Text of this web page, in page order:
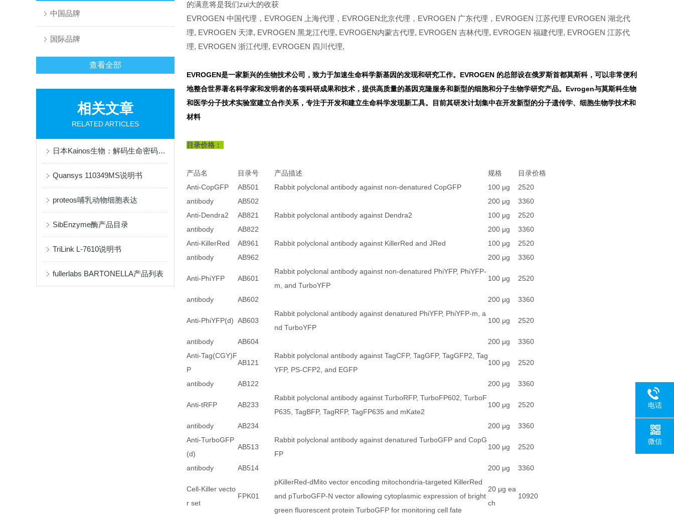
中国品牌
国际品牌
查看全部
相关文章
RELATED ARTICLES
日本Kainos生物：解码生命密码，创新全球健康科技
Quansys 110349MS说明书
proteos哺乳动物细胞表达
SibEnzyme酶产品目录
TriLink L-7610说明书
fullerlabs BARTONELLA产品列表
的满意将是我们zui大的收获
EVROGEN 中国代理，EVROGEN 上海代理，EVROGEN北京代理，EVROGEN 广东代理，EVROGEN 江苏代理 EVROGEN 湖北代
理, EVROGEN 天津, EVROGEN 黑龙江代理, EVROGEN内蒙古代理, EVROGEN 吉林代理, EVROGEN 福建代理, EVROGEN 江苏代
理, EVROGEN 浙江代理, EVROGEN 四川代理,
EVROGEN是一家新兴的生物技术公司，致力于加速生命科学新基因的发现和研究工作。EVROGEN 的总部设在俄罗斯首都莫斯科，可以非常便利
地整合世界著名科学家和发明者的各项科研成果和技术，提供高质量的基因克隆服务和新型的细胞和分子生物学研究产品。Evrogen与莫斯科生物
和医学分子技术实验室建立合作关系，专注于开发和建立生命科学发现新工具。目前其研发计划集中在开发新型的分子遗传学、细胞生物学技术和
材料
目录价格：
产品名 目录号 产品描述 规格
目录价格
Anti-CopGFP
AB501 Rabbit polyclonal antibody against non-denatured CopGFP 100 μg
2520
antibody
AB502 200 μg
3360
Anti-Dendra2
AB821 Rabbit polyclonal antibody against Dendra2 100 μg
2520
antibody
AB822 200 μg
3360
Anti-KillerRed
AB961 Rabbit polyclonal antibody against KillerRed and JRed 100 μg
2520
antibody
AB962 200 μg 3360
Anti-PhiYFP AB601
Rabbit polyclonal antibody against non-denatured PhiYFP, PhiYFP-
m, and TurboYFP
100 μg 2520
antibody AB602 200 μg 3360
Anti-PhiYFP(d) AB603
Rabbit polyclonal antibody against denatured PhiYFP, PhiYFP-m, a
nd TurboYFP
100 μg 2520
antibody AB604 200 μg
3360
Anti-Tag(CGY)F
P
AB121
Rabbit polyclonal antibody against TagCFP, TagGFP, TagGFP2, Tag
YFP, PS-CFP2, and EGFP
100 μg 2520
antibody AB122 200 μg 3360
Anti-tRFP AB233
Rabbit polyclonal antibody against TurboRFP, TurboFP602, TurboF
P635, TagBFP, TagRFP, TagFP635 and mKate2
100 μg 2520
antibody AB234 200 μg
3360
Anti-TurboGFP
(d)
AB513
Rabbit polyclonal antibody against denatured TurboGFP and CopG
FP
100 μg 2520
antibody AB514 200 μg 3360
Cell-Killer vecto
r set
FPK01
pKillerRed-dMito vector encoding mitochondria-targeted KillerRed
and pTurboGFP-N vector allowing cytoplasmic expression of bright
green fluorescent protein TurboGFP for monitoring cell fate
20 μg ea
ch
10920
电话
微信